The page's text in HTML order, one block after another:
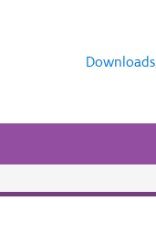
Downloads